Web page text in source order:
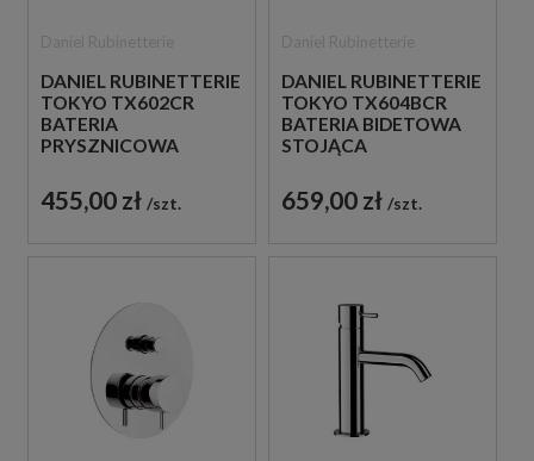
DANIEL RUBINETTERIE
TOKYO TX602CR
BATERIA
PRYSZNICOWA
JEDNOUCHWYTOWA
CHROM
455,00 zł szt.
DANIEL RUBINETTERIE
TOKYO TX604BCR
BATERIA BIDETOWA
STOJĄCA
CHROM
659,00 zł szt.